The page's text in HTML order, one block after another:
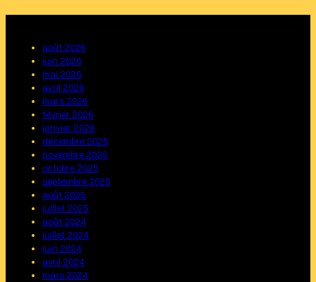
août 2026
juin 2026
mai 2026
avril 2026
mars 2026
février 2026
janvier 2026
décembre 2025
novembre 2025
octobre 2025
septembre 2025
août 2025
juillet 2025
août 2024
juillet 2024
juin 2024
avril 2024
mars 2024